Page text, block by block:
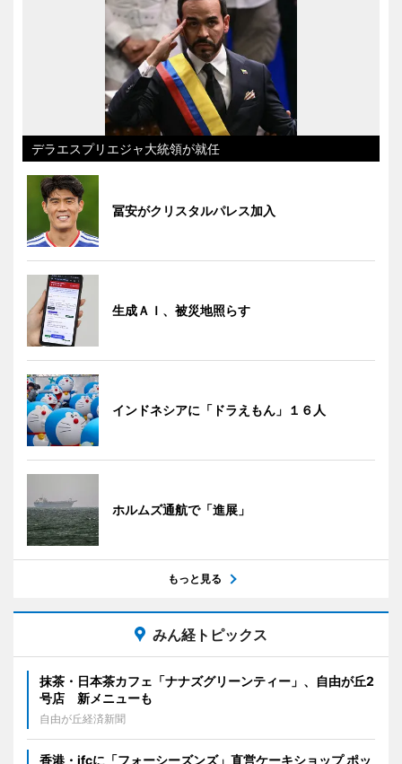
デラエスプリエジャ大統領が就任
冨安がクリスタルパレス加入
生成ＡＩ、被災地照らす
インドネシアに「ドラえもん」１６人
ホルムズ通航で「進展」
もっと見る
みん経トピックス
抹茶・日本茶カフェ「ナナズグリーンティー」、自由が丘2
号店 新メニューも
自由が丘経済新聞
香港・ifcに「フォーシーズンズ」直営ケーキショップ ポッ